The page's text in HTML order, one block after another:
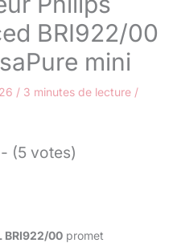
BRI922/00
mini
/ 3 minutes de lecture /
(5 votes)
BRI922/00 promet